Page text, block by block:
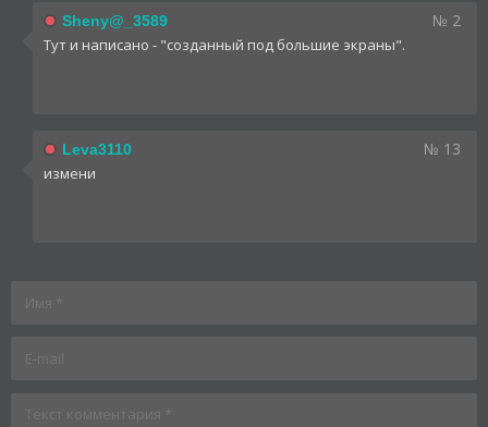
Sheny@_3589 № 2
Тут и написано - "созданный под большие экраны".
Leva3110 № 13
измени